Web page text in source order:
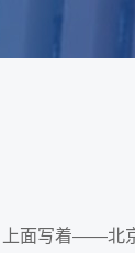
面写着——